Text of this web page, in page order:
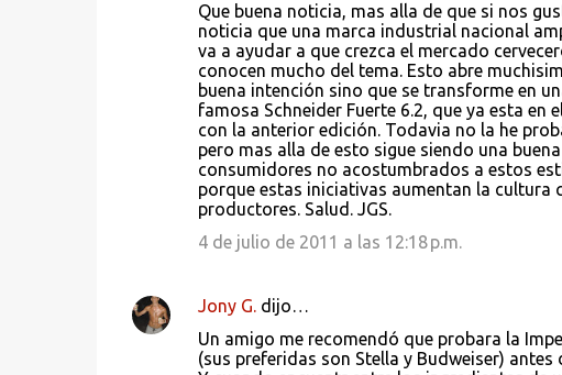
Que buena noticia, mas alla de que si nos
noticia que una marca industrial nacional
va a ayudar a que crezca el mercado
conocen mucho del tema. Esto abre
buena intención sino que se transforme en
famosa Schneider Fuerte 6.2, que ya esta
con la anterior edición. Todavia no la he
pero mas alla de esto sigue siendo una
consumidores no acostumbrados a estos
porque estas iniciativas aumentan la cultura
productores. Salud. JGS.
4 de julio de 2011 a las 12:18 p.m.
Jony G.dijo…
Un amigo me recomendó que probara la
(sus preferidas son Stella y Budweiser)